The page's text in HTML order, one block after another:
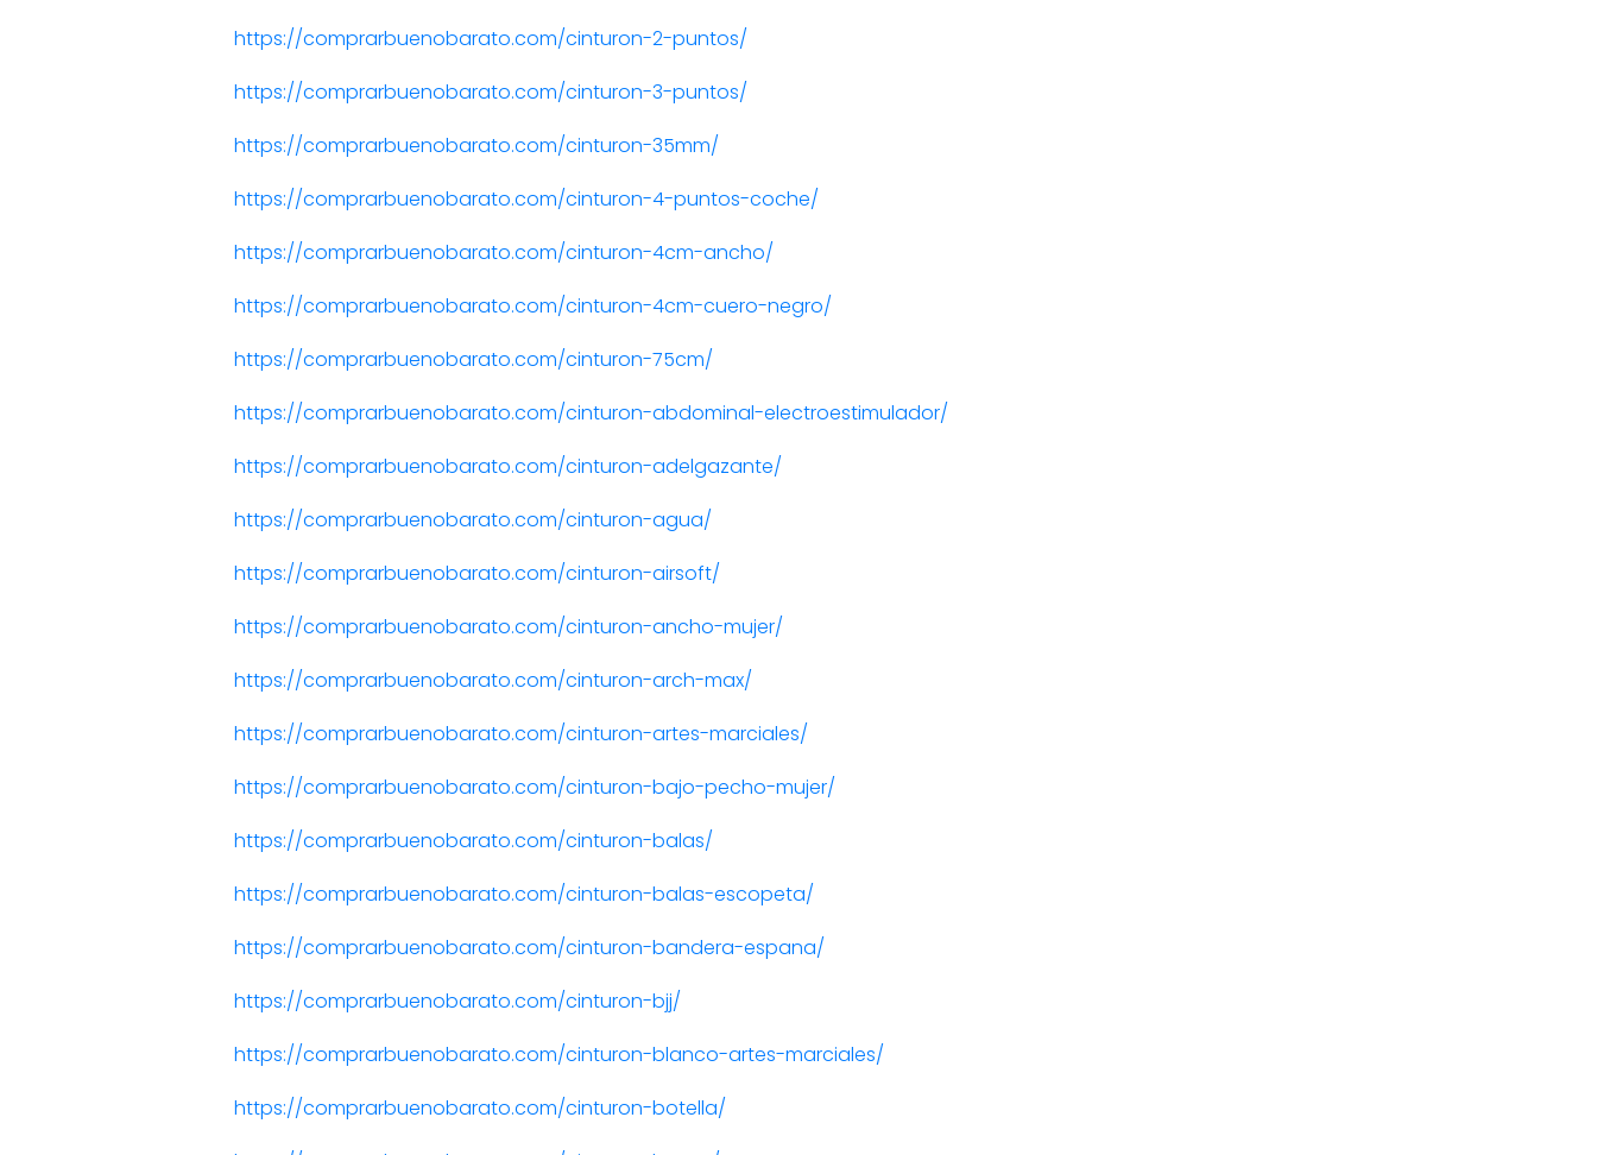
https://comprarbuenobarato.com/cinturon-2-puntos/
https://comprarbuenobarato.com/cinturon-3-puntos/
https://comprarbuenobarato.com/cinturon-35mm/
https://comprarbuenobarato.com/cinturon-4-puntos-coche/
https://comprarbuenobarato.com/cinturon-4cm-ancho/
https://comprarbuenobarato.com/cinturon-4cm-cuero-negro/
https://comprarbuenobarato.com/cinturon-75cm/
https://comprarbuenobarato.com/cinturon-abdominal-electroestimulador/
https://comprarbuenobarato.com/cinturon-adelgazante/
https://comprarbuenobarato.com/cinturon-agua/
https://comprarbuenobarato.com/cinturon-airsoft/
https://comprarbuenobarato.com/cinturon-ancho-mujer/
https://comprarbuenobarato.com/cinturon-arch-max/
https://comprarbuenobarato.com/cinturon-artes-marciales/
https://comprarbuenobarato.com/cinturon-bajo-pecho-mujer/
https://comprarbuenobarato.com/cinturon-balas/
https://comprarbuenobarato.com/cinturon-balas-escopeta/
https://comprarbuenobarato.com/cinturon-bandera-espana/
https://comprarbuenobarato.com/cinturon-bjj/
https://comprarbuenobarato.com/cinturon-blanco-artes-marciales/
https://comprarbuenobarato.com/cinturon-botella/